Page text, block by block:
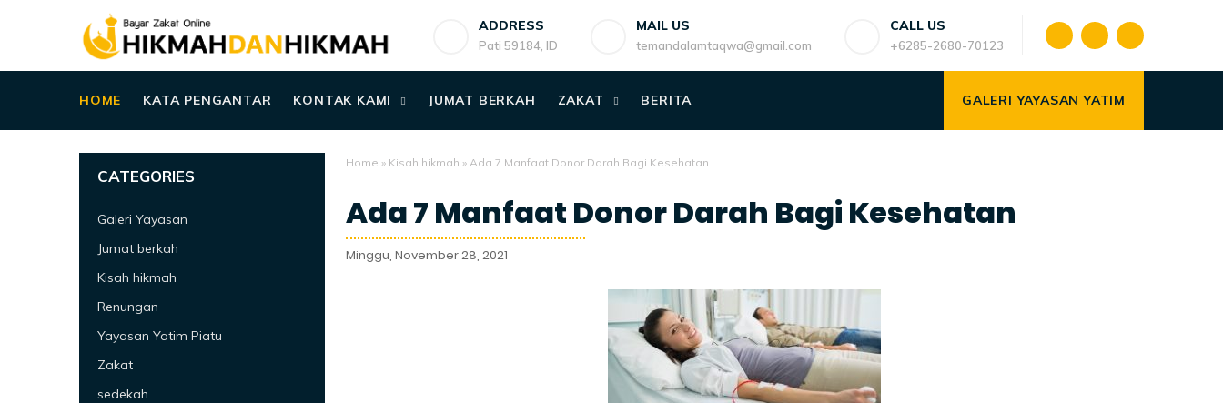
ADDRESS
Pati 59184, ID
MAIL US
temandalamtaqwa@gmail.com
CALL US
+6285-2680-70123
HOME KATA PENGANTAR KONTAK KAMI JUMAT BERKAH ZAKAT BERITA GALERI YAYASAN YATIM
Home » Kisah hikmah » Ada 7 Manfaat Donor Darah Bagi Kesehatan
Ada 7 Manfaat Donor Darah Bagi Kesehatan
Minggu, November 28, 2021
CATEGORIES
Galeri Yayasan
Jumat berkah
Kisah hikmah
Renungan
Yayasan Yatim Piatu
Zakat
sedekah